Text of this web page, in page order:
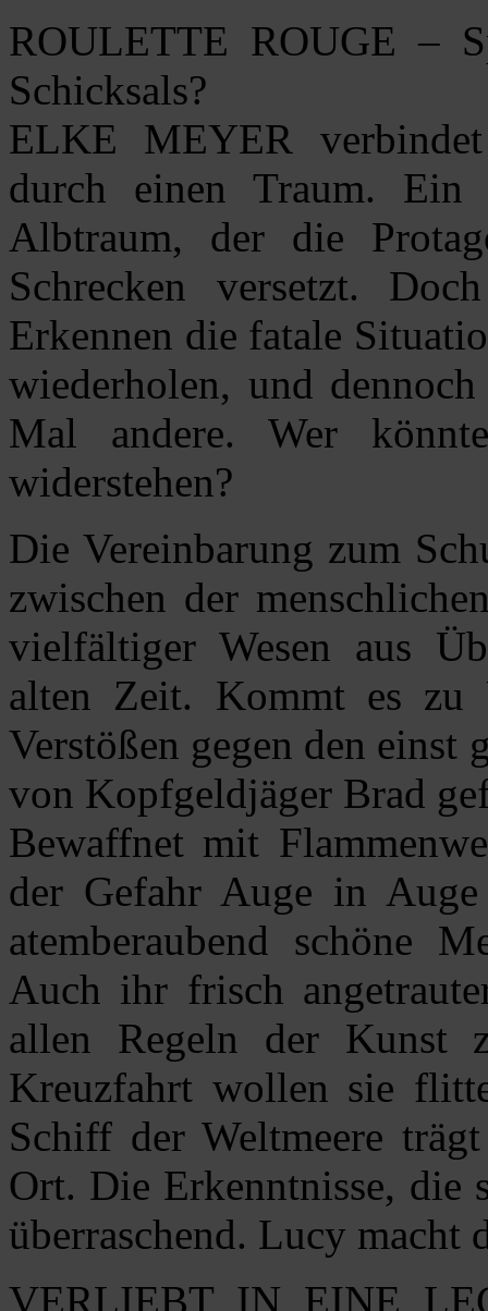
ROULETTE ROUGE –
Schicksals?
ELKE MEYER verbindet
durch einen Traum.
Albtraum, der die
Schrecken versetzt.
Erkennen die fatale
wiederholen, und
Mal andere. Wer
widerstehen?
Die Vereinbarung zum
zwischen der
vielfältiger Wesen aus
alten Zeit. Kommt es zu
Verstößen gegen den einst
von Kopfgeldjäger Brad
Bewaffnet mit
der Gefahr Auge in
atemberaubend schöne
Auch ihr frisch
allen Regeln der Kunst
Kreuzfahrt wollen sie
Schiff der Weltmeere
Ort. Die Erkenntnisse, die
überraschend. Lucy macht
VERLIEBT IN EINE